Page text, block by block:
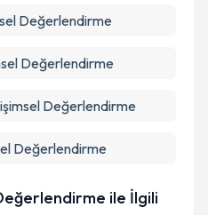
Değerlendirme
Değerlendirme
Değerlendirme
Değerlendirme
ile İlgili